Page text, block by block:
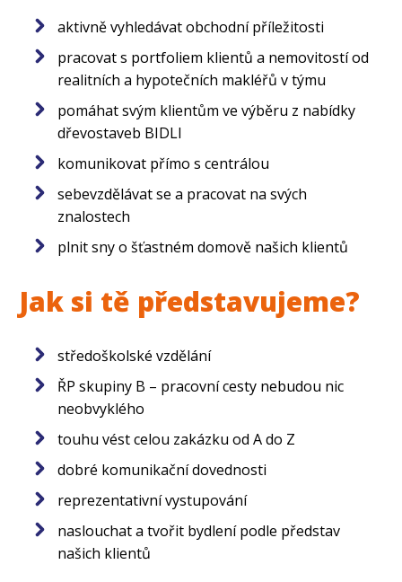
aktivně vyhledávat obchodní příležitosti
pracovat s portfoliem klientů a nemovitostí od
realitních a hypotečních makléřů v týmu
pomáhat svým klientům ve výběru z nabídky
dřevostaveb BIDLI
komunikovat přímo s centrálou
sebevzdělávat se a pracovat na svých
znalostech
plnit sny o šťastném domově našich klientů
Jak si tě představujeme?
středoškolské vzdělání
ŘP skupiny B – pracovní cesty nebudou nic
neobvyklého
touhu vést celou zakázku od A do Z
dobré komunikační dovednosti
reprezentativní vystupování
naslouchat a tvořit bydlení podle představ
našich klientů